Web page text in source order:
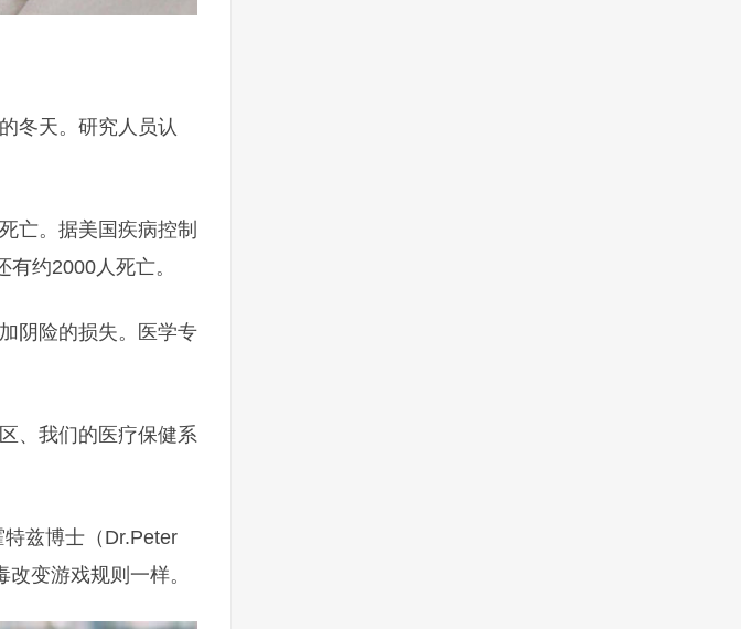
冬天。研究人员认
亡。据美国疾病控制
约2000人死亡。
阴险的损失。医学专
、我们的医疗保健系
兹博士（Dr.Peter
变游戏规则一样。